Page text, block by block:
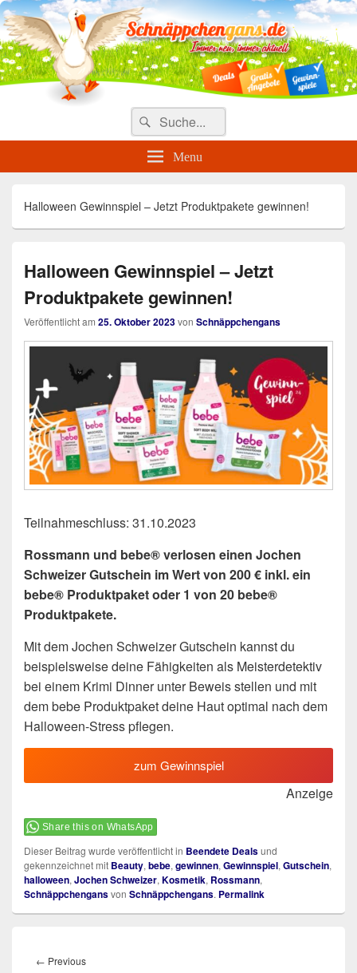
Täglich die besten Gewinnspiele
und Angebote
Search
for:
Suche
Menu
Halloween Gewinnspiel – Jetzt Produktpakete gewinnen!
Halloween Gewinnspiel – Jetzt
Produktpakete gewinnen!
Veröffentlicht am 25. Oktober 2023von Schnäppchengans
Teilnahmeschluss: 31.10.2023
Rossmann und bebe® verlosen einen Jochen
Schweizer Gutschein im Wert von 200 € inkl. ein
bebe® Produktpaket oder 1 von 20 bebe®
Produktpakete.
Mit dem Jochen Schweizer Gutschein kannst du
beispielsweise deine Fähigkeiten als Meisterdetektiv
bei einem Krimi Dinner unter Beweis stellen und mit
dem bebe Produktpaket deine Haut optimal nach dem
Halloween-Stress pflegen.
zum Gewinnspiel
Anzeige
Share this on WhatsApp
Dieser Beitrag wurde veröffentlicht in Beendete Dealsund
gekennzeichnet mit Beauty, bebe, gewinnen, Gewinnspiel, Gutschein,
halloween, Jochen Schweizer, Kosmetik, Rossmann,
Schnäppchengansvon Schnäppchengans. Permalink
← PreviousPrevious